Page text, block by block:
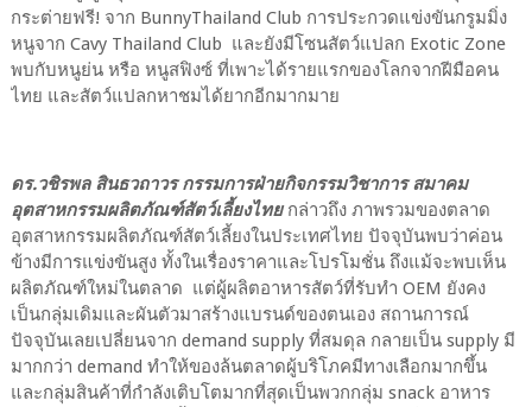
กระต่ายฟรี! จาก BunnyThailand Club การประกวดแข่งขันกรูมมิ่ง
หนูจาก Cavy Thailand Club และยังมีโซนสัตว์แปลก Exotic Zone
พบกับหนูย่น หรือ หนูสฟิงซ์ ที่เพาะได้รายแรกของโลกจากฝีมือคน
ไทย และสัตว์แปลกหาชมได้ยากอีกมากมาย
ดร.วชิรพล สินธวถาวร กรรมการฝ่ายกิจกรรมวิชาการ สมาคม
อุตสาหกรรมผลิตภัณฑ์สัตว์เลี้ยงไทยกล่าวถึง ภาพรวมของตลาด
อุตสาหกรรมผลิตภัณฑ์สัตว์เลี้ยงในประเทศไทย ปัจจุบันพบว่าค่อน
ข้างมีการแข่งขันสูง ทั้งในเรื่องราคาและโปรโมชั่น ถึงแม้จะพบเห็น
ผลิตภัณฑ์ใหม่ในตลาด แต่ผู้ผลิตอาหารสัตว์ที่รับทำ OEM ยังคง
เป็นกลุ่มเดิมและผันตัวมาสร้างแบรนด์ของตนเอง สถานการณ์
ปัจจุบันเลยเปลี่ยนจาก demand supply ที่สมดุล กลายเป็น supply มี
มากกว่า demand ทำให้ของล้นตลาดผู้บริโภคมีทางเลือกมากขึ้น
และกลุ่มสินค้าที่กำลังเติบโตมากที่สุดเป็นพวกกลุ่ม snack อาหาร